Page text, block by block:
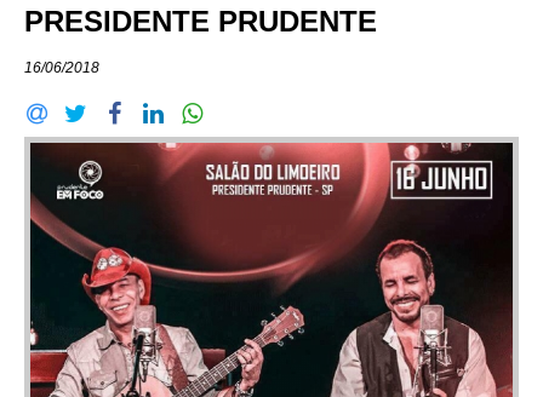
PRESIDENTE PRUDENTE
16/06/2018